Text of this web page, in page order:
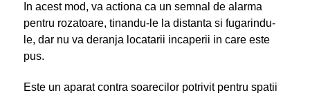
In acest mod, va actiona ca un semnal de alarma
pentru rozatoare, tinandu-le la distanta si fugarindu-
le, dar nu va deranja locatarii incaperii in care este
pus.
Este un aparat contra soarecilor potrivit pentru spatii